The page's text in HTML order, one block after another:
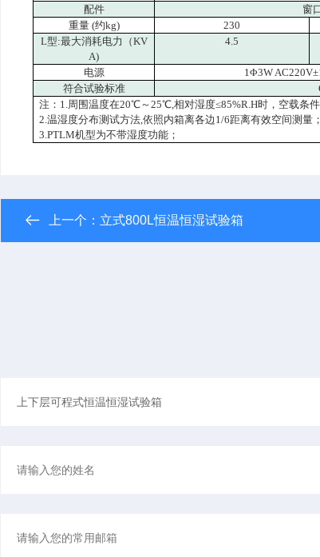
配件
窗
重量 (约kg)
230
L型:最大消耗电力（KV
A)
4.5
电源
1Φ3W
符合试验标准
注：1.周围温度在20℃～25℃,相对湿度≤85%R.H时，空载条件
2.温湿度分布测试方法,依照内箱离各边1/6距离有效空间测量；
3.PTLM机型为不带湿度功能；
上一个： 立式800L恒温恒湿试验箱